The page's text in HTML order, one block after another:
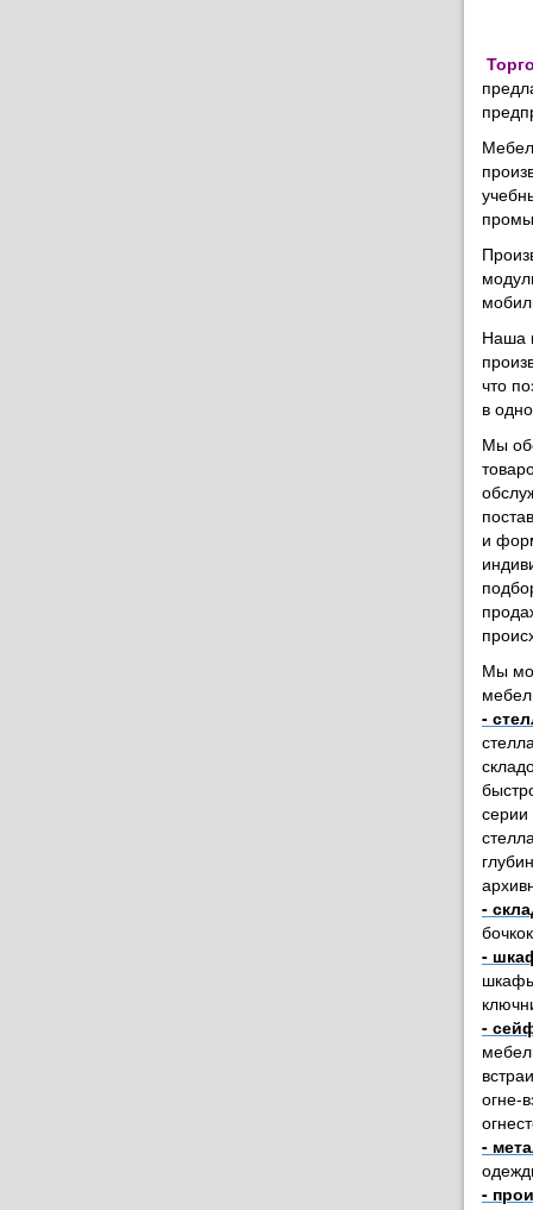
Наша
что
в
Мы
и
Мы
-
-
-
-
огне-
-
-